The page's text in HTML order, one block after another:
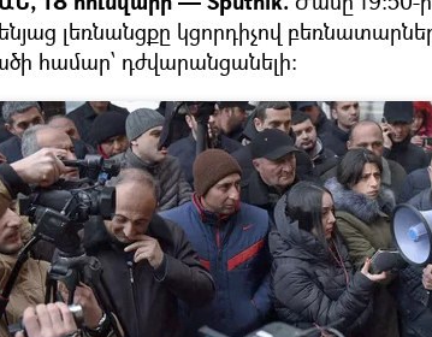
լեռնանցքը կցորդիչով
համար՝ դժվարանցանելի: